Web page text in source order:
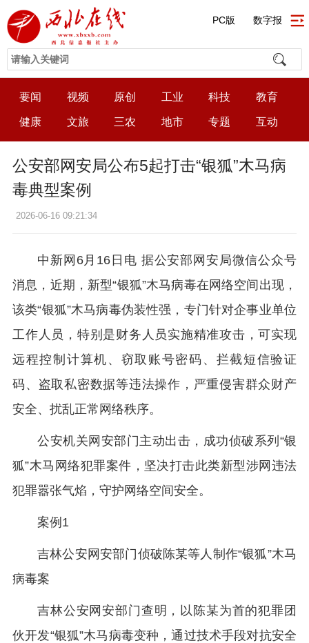
PC版 数字报
要闻 视频 原创 工业 科技 教育
健康 文旅 三农 地市 专题 互动
公安部网安局公布5起打击“银狐”木马病
毒典型案例
2026-06-16 09:21:34
中新网6月16日电 据公安部网安局微信公众号
消息，近期，新型“银狐”木马病毒在网络空间出现，
该类“银狐”木马病毒伪装性强，专门针对企事业单位
工作人员，特别是财务人员实施精准攻击，可实现
远程控制计算机、窃取账号密码、拦截短信验证
码、盗取私密数据等违法操作，严重侵害群众财产
安全、扰乱正常网络秩序。
公安机关网安部门主动出击，成功侦破系列“银
狐”木马网络犯罪案件，坚决打击此类新型涉网违法
犯罪嚣张气焰，守护网络空间安全。
案例1
吉林公安网安部门侦破陈某等人制作“银狐”木马
病毒案
吉林公安网安部门查明，以陈某为首的犯罪团
伙开发“银狐”木马病毒变种，通过技术手段对抗安全